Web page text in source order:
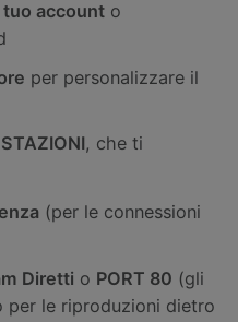
account o
per personalizzare il
, che ti
(per le connessioni
Diretti o PORT 80 (gli
per le riproduzioni dietro